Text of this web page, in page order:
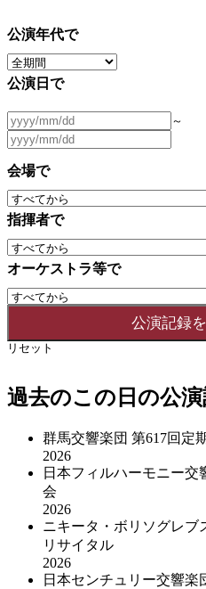
公演年代で
公演日で
～
会場で
指揮者で
オーケストラ等で
リセット
過去のこの日の公
群馬交響楽団 第617回定
2026
日本フィルハーモニー交
会
2026
ニキータ・ボリソグレブ
リサイタル
2026
日本センチュリー交響楽